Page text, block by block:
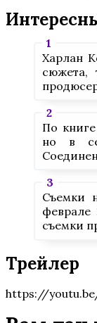
Харлан
сюжета,
По
но в
Съемки
феврале
съемки
Трейлер
https://